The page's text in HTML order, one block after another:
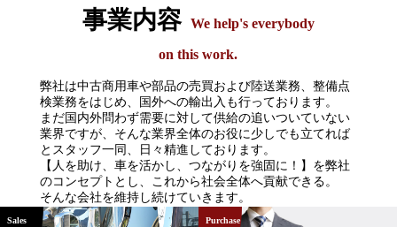
事業内容 We help's everybody
on this work.
弊社は中古商用車や部品の売買および陸送業務、整備点
検業務をはじめ、国外への輸出入も行っております。
まだ国内外問わず需要に対して供給の追いついていない
業界ですが、そんな業界全体のお役に少しでも立てれば
とスタッフ一同、日々精進しております。
【人を助け、車を活かし、つながりを強固に！】を弊社
のコンセプトとし、これから社会全体へ貢献できる。
そんな会社を維持し続けていきます。
Sales Purchase